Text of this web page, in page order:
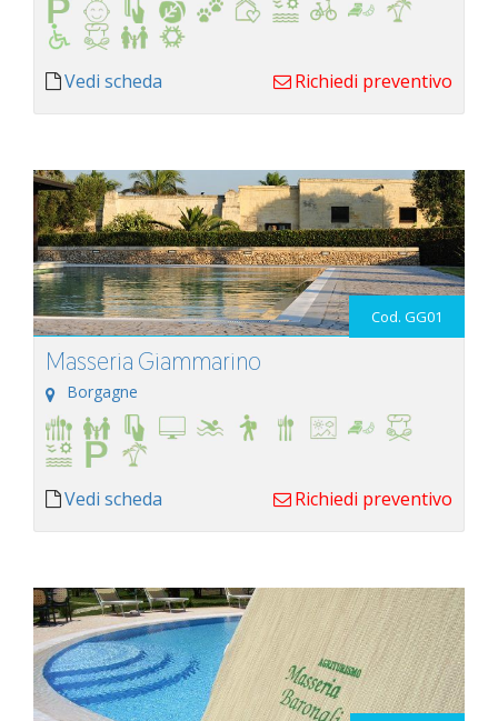
Vedi scheda Richiedi preventivo
Cod. GG01
Masseria Giammarino
Borgagne
Vedi scheda Richiedi preventivo